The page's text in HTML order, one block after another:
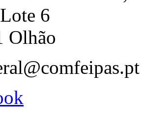
6
Olhão